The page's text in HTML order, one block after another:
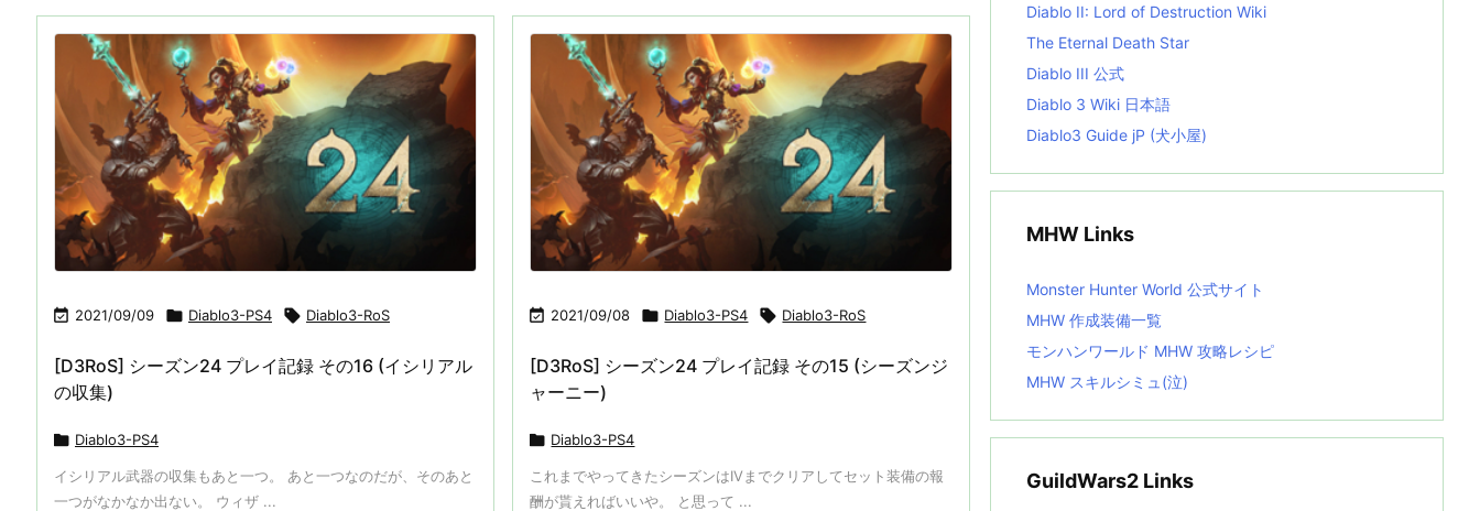
 2021/09/09  Diablo3-PS4  Diablo3-RoS
[D3RoS] シーズン24 プレイ記録 その16 (イシリアル
の収集)
 Diablo3-PS4
イシリアル武器の収集もあと一つ。 あと一つなのだが、そのあと
一つがなかなか出ない。 ウィザ ...
 2021/09/08  Diablo3-PS4  Diablo3-RoS
[D3RoS] シーズン24 プレイ記録 その15 (シーズンジ
ャーニー)
 Diablo3-PS4
これまでやってきたシーズンはIVまでクリアしてセット装備の報
酬が貰えればいいや。 と思って ...
Diablo II: Lord of Destruction Wiki
The Eternal Death Star
Diablo III 公式
Diablo 3 Wiki 日本語
Diablo3 Guide jP (犬小屋)
MHW Links
Monster Hunter World 公式サイト
MHW 作成装備一覧
モンハンワールド MHW 攻略レシピ
MHW スキルシミュ(泣)
GuildWars2 Links